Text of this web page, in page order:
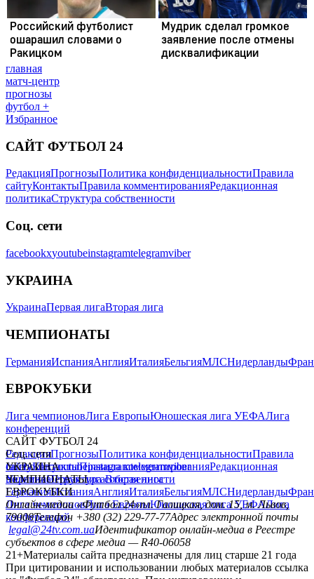
главная
матч-центр
прогнозы
футбол +
Избранное
САЙТ ФУТБОЛ 24
РедакцияПрогнозыПолитика конфиденциальностиПравила
сайтуКонтактыПравила комментированияРедакционная
политикаСтруктура собственности
Соц. сети
facebookxyoutubeinstagramtelegramviber
УКРАИНА
УкраинаПервая лигаВторая лига
ЧЕМПИОНАТЫ
ГерманияИспанияАнглияИталияБельгияМЛСНидерланды
ЕВРОКУБКИ
Лига чемпионовЛига ЕвропыЮношеская лига УЕФАЛига
конференций
САЙТ ФУТБОЛ 24
РедакцияПрогнозыПолитика конфиденциальностиПравила
сайтуКонтактыПравила комментированияРедакционная
политикаСтруктура собственности
Соц. сети
facebookxyoutubeinstagramtelegramviber
УКРАИНА
УкраинаПервая лигаВторая лига
ЧЕМПИОНАТЫ
ГерманияИспанияАнглияИталияБельгияМЛСНидерланды
ЕВРОКУБКИ
Лига чемпионовЛига ЕвропыЮношеская лига УЕФАЛига
конференций
Онлайн-медиа «Футбол 24»пл. Галицкая, дом. 15, м. Львов,
79008Телефон +380 (32) 229-77-77Адрес электронной почты
legal@24tv.com.uaИдентификатор онлайн-медиа в Реестре
субъектов в сфере медиа — R40-06058
21+Материалы сайта предназначены для лиц старше 21 года
При цитировании и использовании любых материалов ссылка